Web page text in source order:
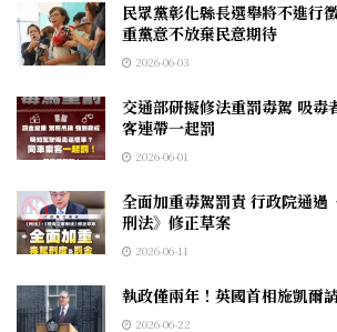
民眾黨彰化縣長選舉將不進行
重黨意不放棄民意期待
2026-06-03
交通部研擬修法重罰毒駕 吸毒
客連帶一起罰
2026-06-01
全面加重毒駕罰責 行政院通過
刑法》修正草案
2026-06-11
執政僅兩年！英國首相施凱爾
2026-06-22